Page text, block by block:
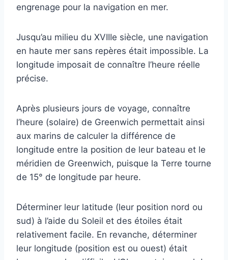
engrenage pour la navigation en mer.
Jusqu’au milieu du XVIIIe siècle, une navigation
en haute mer sans repères était impossible. La
longitude imposait de connaître l’heure réelle
précise.
Après plusieurs jours de voyage, connaître
l’heure (solaire) de Greenwich permettait ainsi
aux marins de calculer la différence de
longitude entre la position de leur bateau et le
méridien de Greenwich, puisque la Terre tourne
de 15° de longitude par heure.
Déterminer leur latitude (leur position nord ou
sud) à l’aide du Soleil et des étoiles était
relativement facile. En revanche, déterminer
leur longitude (position est ou ouest) était